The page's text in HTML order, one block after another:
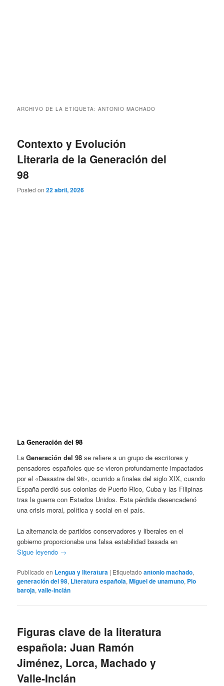
ARCHIVO DE LA ETIQUETA:ANTONIO MACHADO
Contexto y Evolución
Literaria de la Generación del
98
Posted on22 abril, 2026
La Generación del 98
LaGeneración del 98 se refiere a un grupo de escritores y
pensadores españoles que se vieron profundamente impactados
por el «Desastre del 98», ocurrido a finales del siglo XIX, cuando
España perdió sus colonias de Puerto Rico, Cuba y las Filipinas
tras la guerra con Estados Unidos. Esta pérdida desencadenó
una crisis moral, política y social en el país.
La alternancia de partidos conservadores y liberales en el
gobierno proporcionaba una falsa estabilidad basada en
Sigue leyendo →
Publicado en Lengua y literatura | Etiquetado antonio machado,
generación del 98, Literatura española,Miguel de unamuno, Pio
baroja,valle-inclán
Figuras clave de la literatura
española: Juan Ramón
Jiménez, Lorca, Machado y
Valle-Inclán